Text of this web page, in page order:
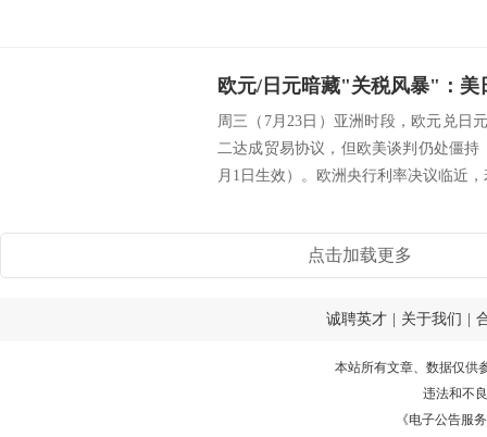
周三（7月23日）亚洲时段，欧元兑日
二达成贸易协议，但欧美谈判仍处僵持
月1日生效）。欧洲央行利率决议临近
点击加载更多
诚聘英才 关于我们
本站所有文章、数据仅供
违法和不
《电子公告服务